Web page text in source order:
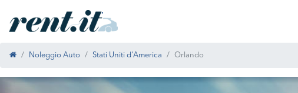
Noleggio Auto Stati Uniti d'America Orlando